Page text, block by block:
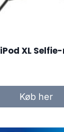
XL
Køb her